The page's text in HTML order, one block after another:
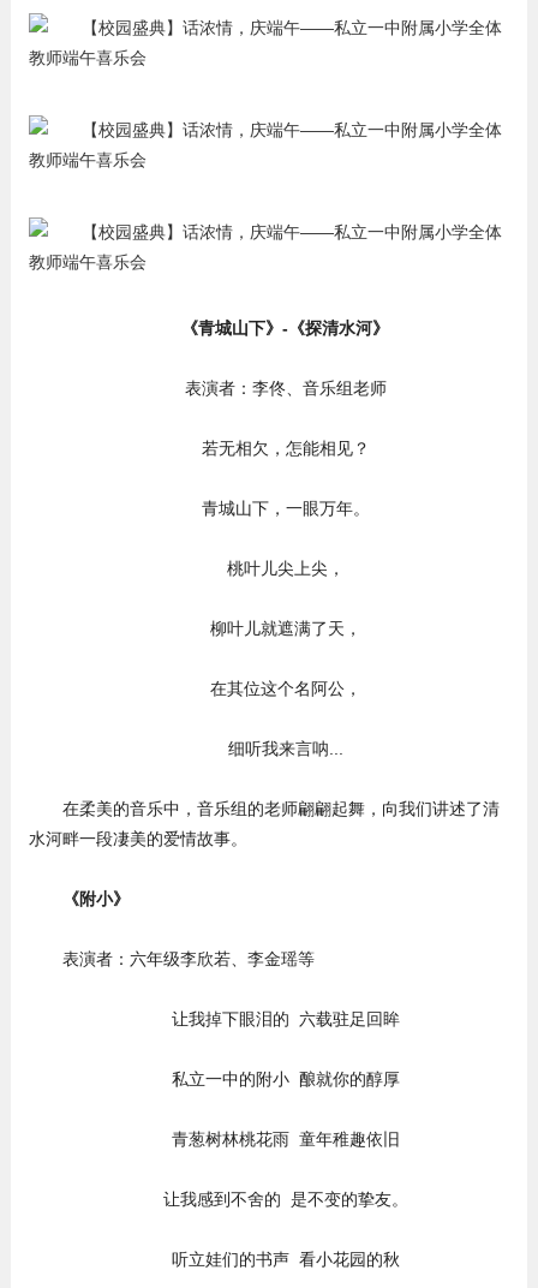
《青城山下》-《探清水河》
表演者：李佟、音乐组老师
若无相欠，怎能相见？
青城山下，一眼万年。
桃叶儿尖上尖，
柳叶儿就遮满了天，
在其位这个名阿公，
细听我来言呐...
在柔美的音乐中，音乐组的老师翩翩起舞，向我们讲述了清
水河畔一段凄美的爱情故事。
《附小》
表演者：六年级李欣若、李金瑶等
让我掉下眼泪的 六载驻足回眸
私立一中的附小 酿就你的醇厚
青葱树林桃花雨 童年稚趣依旧
让我感到不舍的 是不变的挚友。
听立娃们的书声 看小花园的秋